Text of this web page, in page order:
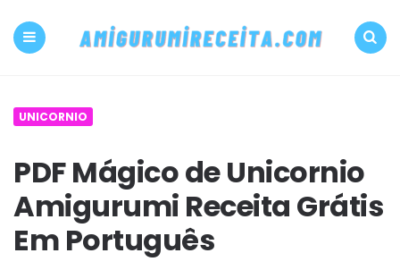
500+
Amigurumi
receita
grátis
UNICORNIO
PDF Mágico de Unicornio
Amigurumi Receita Grátis
Em Português